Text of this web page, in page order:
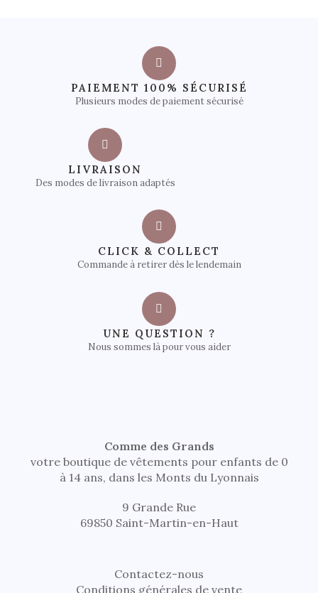
PAIEMENT 100% SÉCURISÉ
Plusieurs modes de paiement sécurisé
LIVRAISON
Des modes de livraison adaptés
CLICK & COLLECT
Commande à retirer dès le lendemain
UNE QUESTION ?
Nous sommes là pour vous aider
Comme des Grands
votre boutique de vêtements pour enfants de 0
à 14 ans, dans les Monts du Lyonnais
9 Grande Rue
69850 Saint-Martin-en-Haut
Contactez-nous
Conditions générales de vente